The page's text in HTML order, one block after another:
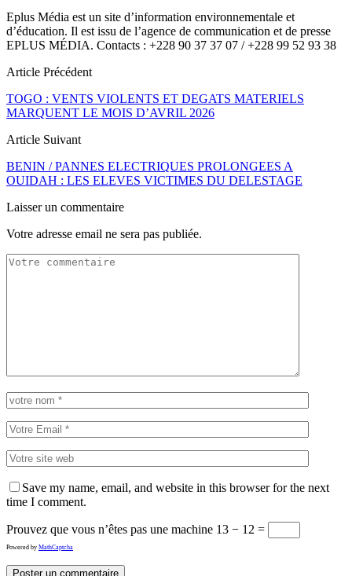
Eplus Média est un site d’information environnementale et
d’éducation. Il est issu de l’agence de communication et de presse
EPLUS MÉDIA. Contacts : +228 90 37 37 07 / +228 99 52 93 38
Article Précédent
TOGO : VENTS VIOLENTS ET DEGATS MATERIELS
MARQUENT LE MOIS D’AVRIL 2026
Article Suivant
BENIN / PANNES ELECTRIQUES PROLONGEES A
OUIDAH : LES ELEVES VICTIMES DU DELESTAGE
Laisser un commentaire
Votre adresse email ne sera pas publiée.
Save my name, email, and website in this browser for the next
time I comment.
Prouvez que vous n’êtes pas une machine 13 − 12 =
Powered by MathCaptcha